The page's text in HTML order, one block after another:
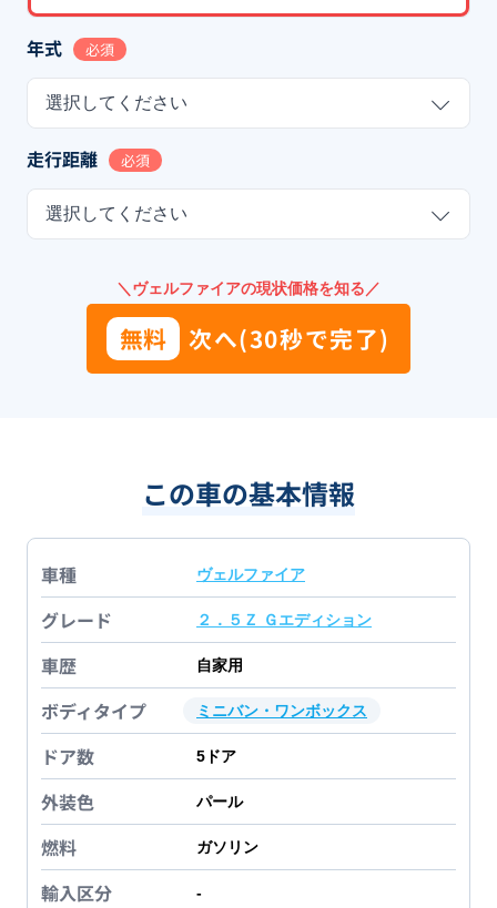
年式 必須
選択してください
走行距離 必須
選択してください
＼ヴェルファイアの現状価格を知る／
無料 次へ(30秒で完了)
この車の基本情報
車種 ヴェルファイア
グレード ２．５Ｚ Ｇエディション
車歴 自家用
ボディタイプ ミニバン・ワンボックス
ドア数 5 ドア
外装色 パール
燃料 ガソリン
輸入区分 -